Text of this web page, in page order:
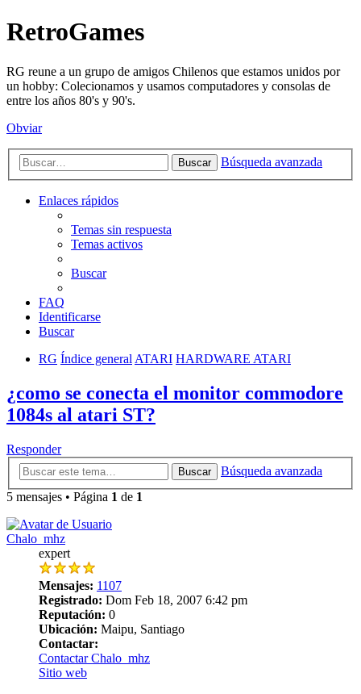
RetroGames
RG reune a un grupo de amigos Chilenos que estamos unidos por
un hobby: Colecionamos y usamos computadores y consolas de
entre los años 80's y 90's.
Obviar
Buscar Búsqueda avanzada
Enlaces rápidos
Temas sin respuesta
Temas activos
Buscar
FAQ
Identificarse
Buscar
RG Índice generalATARI HARDWARE ATARI
¿como se conecta el monitor commodore
1084s al atari ST?
Responder
Buscar
Búsqueda avanzada
5 mensajes • Página 1 de 1
Chalo_mhz
expert
Mensajes: 1107
Registrado: Dom Feb 18, 2007 6:42 pm
Reputación: 0
Ubicación: Maipu, Santiago
Contactar:
Contactar Chalo_mhz
Sitio web